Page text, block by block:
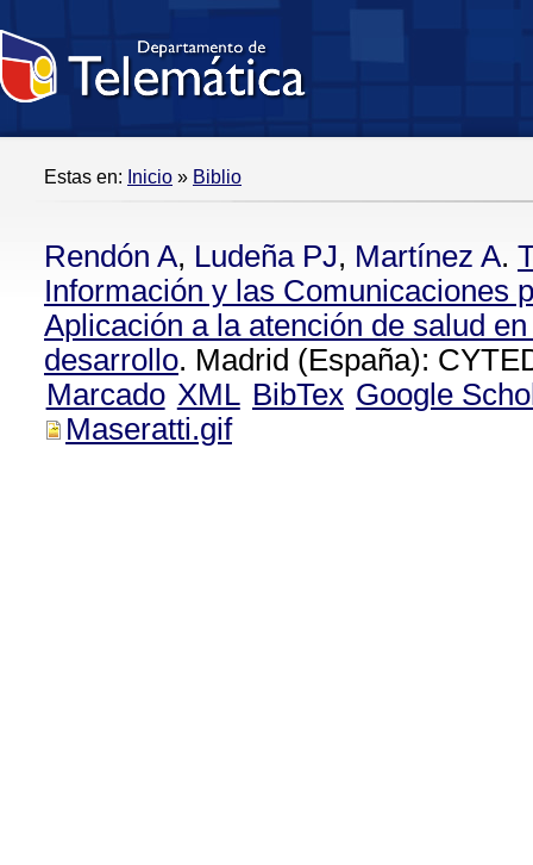
Estas en: Inicio » Biblio
Rendón A, Ludeña PJ, Martínez A.
Información y las Comunicaciones
Aplicación a la atención de salud
desarrollo. Madrid (España):
Marcado XML BibTex Google
Maseratti.gif